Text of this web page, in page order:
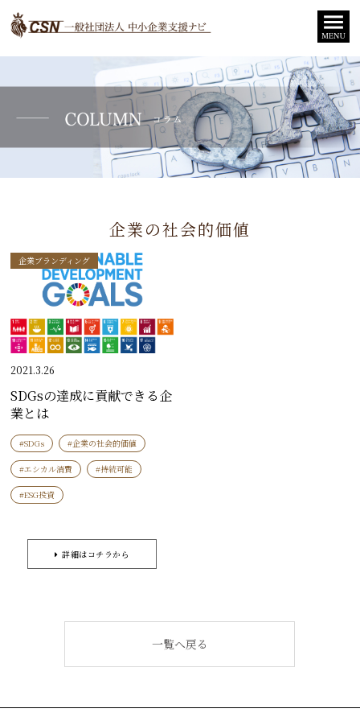
企業の社会的価値
2021.3.26
企業ブランディング
SDGsの達成に貢献できる企
業とは
#SDGs #企業の社会的価値
#エシカル消費 #持続可能
#ESG投資
詳細はコチラから
一覧へ戻る